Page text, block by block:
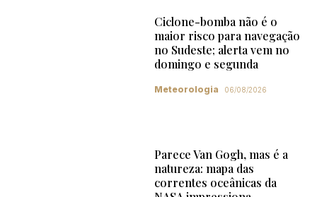
Ciclone-bomba não é o
maior risco para navegação
no Sudeste; alerta vem no
domingo e segunda
Meteorologia 06/08/2026
Parece Van Gogh, mas é a
natureza: mapa das
correntes oceânicas da